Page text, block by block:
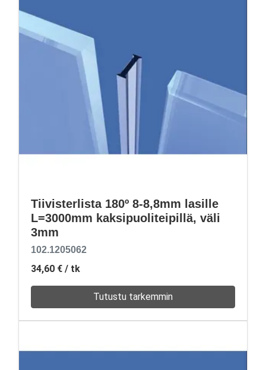
Tiivisterlista 180º 8-8,8mm lasille
L=3000mm kaksipuoliteipillä, väli
3mm
102.1205062
34,60 € / tk
Tutustu tarkemmin